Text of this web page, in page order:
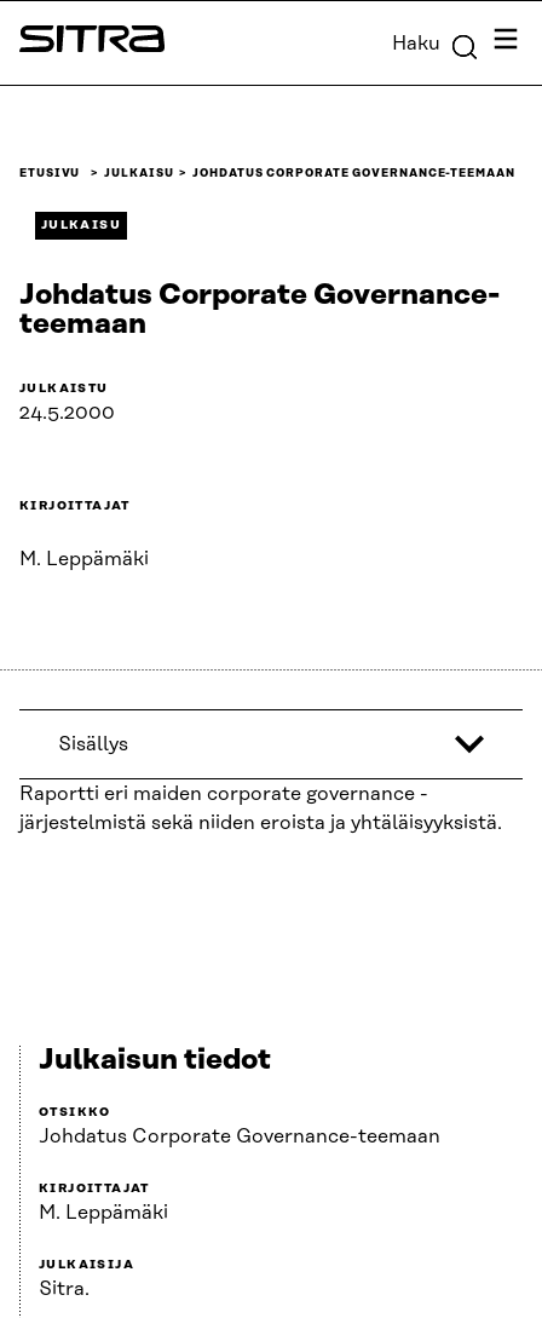
Siirry
suoraan
Sitra Haku
ETUSIVU JULKAISU JOHDATUS CORPORATE GOVERNANCE-TEEMAAN
JULKAISU
Johdatus Corporate Governance-
teemaan
JULKAISTU
24.5.2000
KIRJOITTAJAT
M. Leppämäki
Sisällys
Raportti eri maiden corporate governance -
järjestelmistä sekä niiden eroista ja yhtäläisyyksistä.
Julkaisun tiedot
OTSIKKO
Johdatus Corporate Governance-teemaan
KIRJOITTAJAT
M. Leppämäki
JULKAISIJA
Sitra.